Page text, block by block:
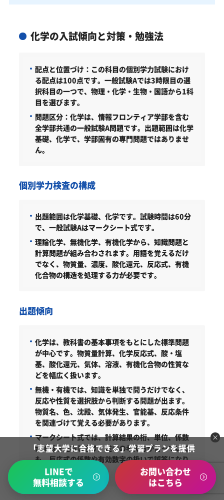
化学の入試傾向と対策・勉強法
配点と位置づけ： この科目の個別学力試験におけ
る配点は100点です。一般試験Aでは3時限目の選
択科目の一つで、物理・化学・生物・国語から1科
目を選びます。
問題区分： 化学は、情報フロンティア学部を含む
全学部共通の一般試験A問題です。出題範囲は化学
基礎、化学で、学部固有の専門問題ではありませ
ん。
個別学力検査の構成
出題範囲は化学基礎、化学です。試験時間は60分
で、一般試験Aはマークシート式です。
理論化学、無機化学、有機化学から、知識問題と
計算問題が組み合わされます。用語を覚えるだけ
でなく、物質量、濃度、酸化還元、反応式、有機
化合物の構造を処理する力が必要です。
出題傾向
化学は、教科書の基本事項をもとにした標準問題
が中心です。物質量計算、化学反応式、酸・塩
基、酸化還元、気体、溶液、有機化合物の性質な
どを幅広く扱います。
無機・有機では、知識を単独で問うだけでなく、
反応や性質を選択肢から判断する問題が出ます。
物質名、色、沈殿、気体発生、官能基、反応条件
を関連づけて覚える必要があります。
マークシート式では、計算結果の桁、単位、係数
が得点を左右します。途中の考え方が合っていて
も、反応式の係数や有効数字の扱いで誤答になり
やすい科目です。
「志望大学に合格できる」学習プランを提供
LINEで
無料相談する
お問い合わせ
はこちら